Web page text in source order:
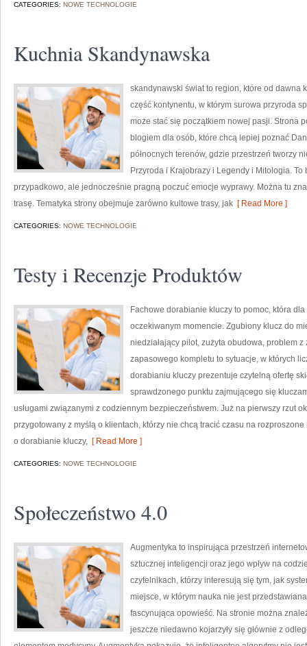
CATEGORIES: NOWE TECHNOLOGIE
Kuchnia Skandynawska
skandynawski świat to region, które od dawna
część kontynentu, w którym surowa przyroda
może stać się początkiem nowej pasji. Strona
blogiem dla osób, które chcą lepiej poznać
północnych terenów, gdzie przestrzeń tworzy
Przyroda i Krajobrazy i Legendy i Mitologia.
przypadkowo, ale jednocześnie pragną poczuć emocje wyprawy. Można tu
trasę. Tematyka strony obejmuje zarówno kultowe trasy, jak [ Read More ]
CATEGORIES: NOWE TECHNOLOGIE
Testy i Recenzje Produktów
Fachowe dorabianie kluczy to pomoc, która
oczekiwanym momencie. Zgubiony klucz do
niedziałający pilot, zużyta obudowa, problem
zapasowego kompletu to sytuacje, w których
dorabianiu kluczy prezentuje czytelną ofertę
sprawdzonego punktu zajmującego się
usługami związanymi z codziennym bezpieczeństwem. Już na pierwszy rzut
przygotowany z myślą o klientach, którzy nie chcą tracić czasu na
o dorabianie kluczy, [ Read More ]
CATEGORIES: NOWE TECHNOLOGIE
Społeczeństwo 4.0
Augmentyka to inspirująca przestrzeń
sztucznej inteligencji oraz jego wpływ na
czytelnikach, którzy interesują się tym, jak
miejsce, w którym nauka nie jest
fascynująca opowieść. Na stronie można
jeszcze niedawno kojarzyły się głównie z